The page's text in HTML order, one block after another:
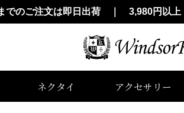
でのご注文は即日出荷 ｜ 3,980円以上
ネクタイ アクセサリー